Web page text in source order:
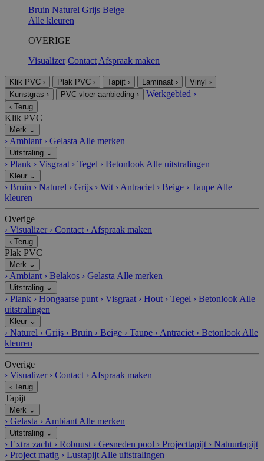
Bruin Naturel Grijs Beige
Alle kleuren
OVERIGE
Visualizer Contact Afspraak maken
Klik PVC › Plak PVC › Tapijt › Laminaat › Vinyl ›
Kunstgras › PVC vloer aanbieding › Werkgebied ›
‹ Terug
Klik PVC
Merk ⌄
› Ambiant › Gelasta Alle merken
Uitstraling ⌄
› Plank › Visgraat › Tegel › Betonlook Alle uitstralingen
Kleur ⌄
› Bruin › Naturel › Grijs › Wit › Antraciet › Beige › Taupe Alle
kleuren
Overige
› Visualizer › Contact › Afspraak maken
‹ Terug
Plak PVC
Merk ⌄
› Ambiant › Belakos › Gelasta Alle merken
Uitstraling ⌄
› Plank › Hongaarse punt › Visgraat › Hout › Tegel › Betonlook Alle
uitstralingen
Kleur ⌄
› Naturel › Grijs › Bruin › Beige › Taupe › Antraciet › Betonlook Alle
kleuren
Overige
› Visualizer › Contact › Afspraak maken
‹ Terug
Tapijt
Merk ⌄
› Gelasta › Ambiant Alle merken
Uitstraling ⌄
› Extra zacht › Robuust › Gesneden pool › Projecttapijt › Natuurtapijt
› Project matig › Lustapijt Alle uitstralingen